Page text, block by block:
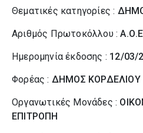
Θεματικές κατηγορίες :
Αριθμός Πρωτοκόλλου :
Ημερομηνία έκδοσης : 12/03/
Φορέας : ΔΗΜΟΣ
Οργανωτικές Μονάδες :
ΕΠΙΤΡΟΠΗ